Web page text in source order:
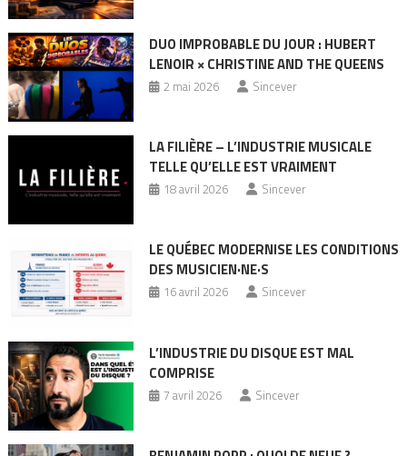
DUO IMPROBABLE DU JOUR : HUBERT
LENOIR × CHRISTINE AND THE QUEENS
2 mai 2026 Sincever
LA FILIÈRE – L’INDUSTRIE MUSICALE
TELLE QU’ELLE EST VRAIMENT
18 avril 2026 Sincever
LE QUÉBEC MODERNISE LES CONDITIONS
DES MUSICIEN·NE·S
16 avril 2026 Sincever
L’INDUSTRIE DU DISQUE EST MAL
COMPRISE
7 avril 2026 Sincever